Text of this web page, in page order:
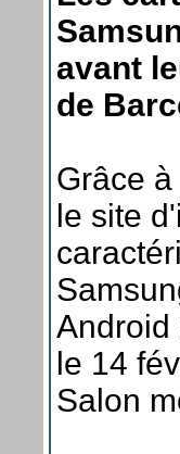
avant
de
Grâce
le site
Android
le 14
Salon